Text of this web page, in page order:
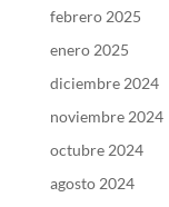
febrero 2025
enero 2025
diciembre 2024
noviembre 2024
octubre 2024
agosto 2024